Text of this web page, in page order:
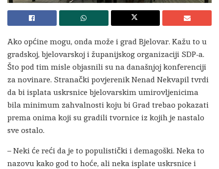
Ako općine mogu, onda može i grad Bjelovar. Kažu to u
gradskoj, bjelovarskoj i županijskog organizaciji SDP-a.
Što pod tim misle objasnili su na današnjoj konferenciji
za novinare. Stranački povjerenik Nenad Nekvapil tvrdi
da bi isplata uskrsnice bjelovarskim umirovljenicima
bila minimum zahvalnosti koju bi Grad trebao pokazati
prema onima koji su gradili tvornice iz kojih je nastalo
sve ostalo.
– Neki će reći da je to populistički i demagoški. Neka to
nazovu kako god to hoće, ali neka isplate uskrsnice i